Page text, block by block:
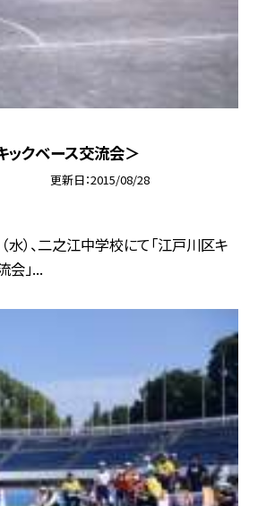
ックベース交流会＞
更新日 2015/08/28
水）、二之江中学校にて「江戸川区キ
会」...